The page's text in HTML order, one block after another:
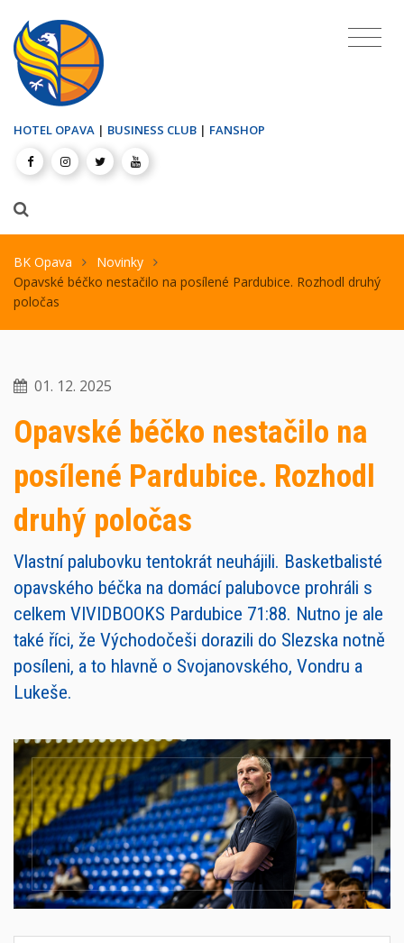
HOTEL OPAVA | BUSINESS CLUB | FANSHOP
BK Opava
Novinky
Opavské béčko nestačilo na posílené Pardubice. Rozhodl druhý
poločas
01. 12. 2025
Opavské béčko nestačilo na
posílené Pardubice. Rozhodl
druhý poločas
Vlastní palubovku tentokrát neuhájili. Basketbalisté
opavského béčka na domácí palubovce prohráli s
celkem VIVIDBOOKS Pardubice 71:88. Nutno je ale
také říci, že Východočeši dorazili do Slezska notně
posíleni, a to hlavně o Svojanovského, Vondru a
Lukeše.